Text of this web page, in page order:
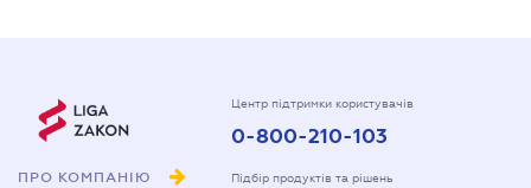
ПРО КОМПАНІЮ
Центр підтримки користувачів
0-800-210-103
Підбір продуктів та рішень